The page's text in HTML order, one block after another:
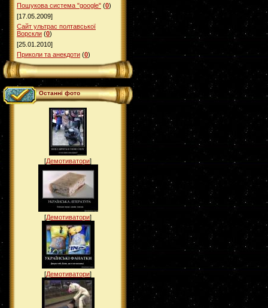
Пошукова система "google" (0)
[17.05.2009]
Сайт ультрас полтавської
Ворскли (0)
[25.01.2010]
Приколи та анекдоти (0)
Останні фото
[Демотиватори]
[Демотиватори]
[Демотиватори]